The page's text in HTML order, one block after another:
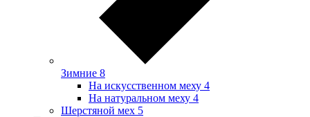
Зимние 8
На искусственном меху 4
На натуральном меху 4
Шерстяной мех 5